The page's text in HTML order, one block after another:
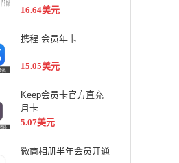
16.64美元
携程 会员年卡
15.05美元
Keep会员卡官方直充
月卡
5.07美元
微商相册半年会员开通